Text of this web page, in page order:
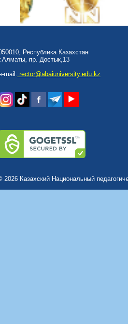
Республика Казахстан
пр. Достык,13
mail: rector@abaiuniversity.edu.kz
2026 Казахский Национальный